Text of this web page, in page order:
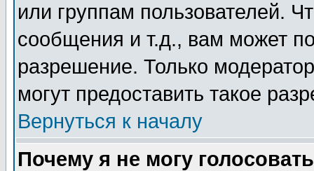
или группам пользователей.
сообщения и т.д., вам может
разрешение. Только
могут предоставить такое
Вернуться к началу
Почему я не могу